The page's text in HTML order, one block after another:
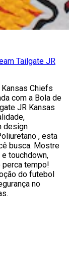
Tailgate JR
Chiefs
com a Bola de
JR Kansas
design
, esta
busca. Mostre
touchdown,
perca tempo!
do futebol
no